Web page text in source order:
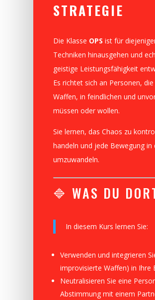
STRATEGIE
Die Klasse OPS ist für
Techniken hinausgehen und
geistige Leistungsfähigkeit
Es richtet sich an Personen,
Waffen, in feindlichen und
müssen oder wollen.
Sie lernen, das Chaos zu
handeln und jede Bewegung
umzuwandeln.
🔷 WAS DU
In diesem Kurs lernen Sie:
Verwenden und integrieren
improvisierte Waffen) in Ihre
Neutralisieren Sie eine
Abstimmung mit einem